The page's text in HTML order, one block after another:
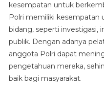
kesempatan untuk
Polri memiliki kesempatan
bidang, seperti investigasi,
publik. Dengan adanya
anggota Polri dapat
pengetahuan mereka,
baik bagi masyarakat.